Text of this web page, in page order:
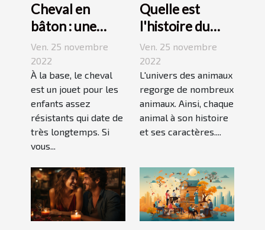
Cheval en
bâton : une
bonne
découverte
pour enfant
Ven. 25 novembre
2022
À la base, le cheval
est un jouet pour les
enfants assez
résistants qui date de
très longtemps. Si
vous...
Quelle est
l'histoire du
Jack Russell
terrier ?
Ven. 25 novembre
2022
L'univers des animaux
regorge de nombreux
animaux. Ainsi, chaque
animal à son histoire
et ses caractères....